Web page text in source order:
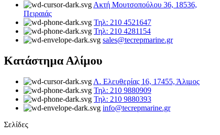
Ακτή Μουτσοπούλου 36, 18536,
Πειραιάς
Τηλ: 210 4521647
Τηλ: 210 4281154
sales@tecrepmarine.gr
Κατάστημα Αλίμου
Λ. Ελευθερίας 16, 17455, Άλιμος
Τηλ: 210 9880909
Τηλ: 210 9880393
info@tecrepmarine.gr
Σελίδες